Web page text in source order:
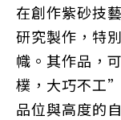
在創作紫砂技
研究製作，特
幟。其作品，
樸，大巧不工
品位與高度的